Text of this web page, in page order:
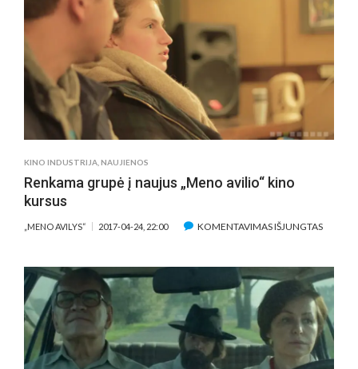
RŪŠIMS
PER
ANKŠTAS
KINO INDUSTRIJA NAUJIENOS
Renkama grupė į naujus „Meno avilio“ kino
kursus
„MENO AVILYS“ 2017-04-24, 22:00 KOMENTAVIMAS IŠJUNGTASĮRAŠE
Į
„MENO
AVILIO“
KINO
KURSUS